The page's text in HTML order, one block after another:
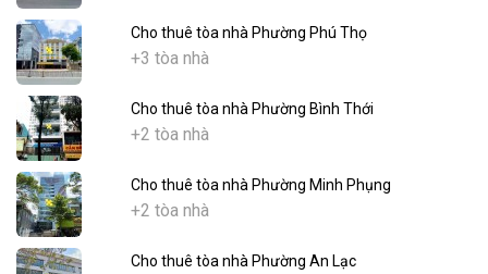
Cho thuê tòa nhà Phường Phú Thọ
+3 tòa nhà
Cho thuê tòa nhà Phường Bình Thới
+2 tòa nhà
Cho thuê tòa nhà Phường Minh Phụng
+2 tòa nhà
Cho thuê tòa nhà Phường An Lạc